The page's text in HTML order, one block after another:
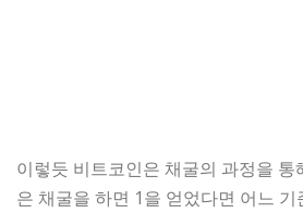
이렇듯 비트코인은 채굴의 과정을
은 채굴을 하면 1을 얻었다면 어느